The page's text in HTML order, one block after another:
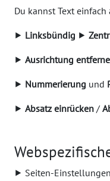
Du kannst Text einfach
⯈ Linksbündig ⯈
⯈ Ausrichtung
⯈ Nummerierung und
⯈ Absatz einrücken /
⯈ Seiten-